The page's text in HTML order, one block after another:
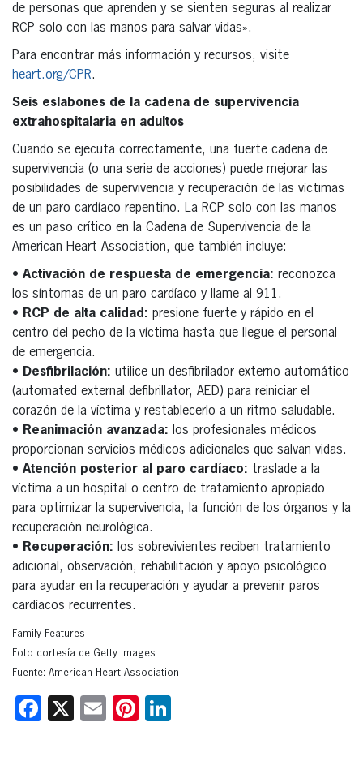
de personas que aprenden y se sienten seguras al realizar
RCP solo con las manos para salvar vidas».
Para encontrar más información y recursos, visite
heart.org/CPR.
Seis eslabones de la cadena de supervivencia
extrahospitalaria en adultos
Cuando se ejecuta correctamente, una fuerte cadena de
supervivencia (o una serie de acciones) puede mejorar las
posibilidades de supervivencia y recuperación de las víctimas
de un paro cardíaco repentino. La RCP solo con las manos
es un paso crítico en la Cadena de Supervivencia de la
American Heart Association, que también incluye:
• Activación de respuesta de emergencia: reconozca
los síntomas de un paro cardíaco y llame al 911.
• RCP de alta calidad: presione fuerte y rápido en el
centro del pecho de la víctima hasta que llegue el personal
de emergencia.
• Desfibrilación: utilice un desfibrilador externo automático
(automated external defibrillator, AED) para reiniciar el
corazón de la víctima y restablecerlo a un ritmo saludable.
• Reanimación avanzada: los profesionales médicos
proporcionan servicios médicos adicionales que salvan vidas.
• Atención posterior al paro cardíaco: traslade a la
víctima a un hospital o centro de tratamiento apropiado
para optimizar la supervivencia, la función de los órganos y la
recuperación neurológica.
• Recuperación: los sobrevivientes reciben tratamiento
adicional, observación, rehabilitación y apoyo psicológico
para ayudar en la recuperación y ayudar a prevenir paros
cardíacos recurrentes.
Family Features
Foto cortesía de Getty Images
Fuente: American Heart Association
Facebook
X EmailPinterest